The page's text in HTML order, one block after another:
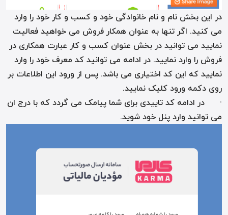
در این بخش نام و نام خانوادگی خود و کسب و کار خود را وارد
می کنید. اگر تنها به عنوان همکار فروش می خواهید فعالیت
نمایید می توانید در بخش عنوان کسب و کار عبارت همکاری در
فروش را وارد نمایید. در ادامه می توانید کد معرف خود را وارد
نمایید که این کد اختیاری می باشد. پس از ورود این اطلاعات بر
روی دکمه ورود کلیک نمایید.
· در ادامه کد تاییدی برای شما پیامک می گردد که با درج ان
می توانید وارد پنل خود شوید.